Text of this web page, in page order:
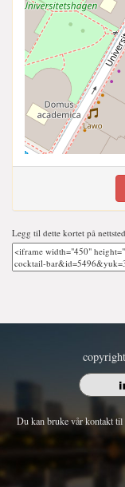
Legg til dette kortet på
Du kan bruke vår kontakt